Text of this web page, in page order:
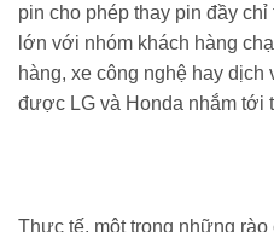
pin cho phép thay pin đầy
lớn với nhóm khách hàng
hàng, xe công nghệ hay
được LG và Honda nhắm tới
Thực tế, một trong những